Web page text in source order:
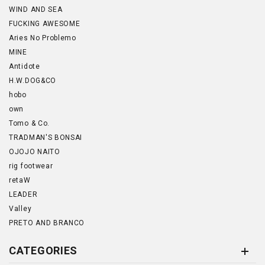
WIND AND SEA
FUCKING AWESOME
Aries No Problemo
MINE
Antidote
H.W.DOG&CO
hobo
own
Tomo & Co.
TRADMAN'S BONSAI
OJOJO NAITO
rig footwear
retaW
LEADER
Valley
PRETO AND BRANCO
CATEGORIES